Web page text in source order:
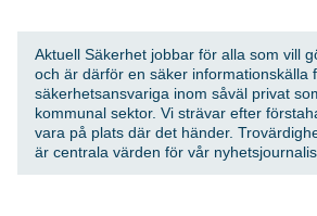
Aktuell Säkerhet jobbar för alla som vill
och är därför en säker informationskälla
säkerhetsansvariga inom såväl privat
kommunal sektor. Vi strävar efter
vara på plats där det händer.
är centrala värden för vår